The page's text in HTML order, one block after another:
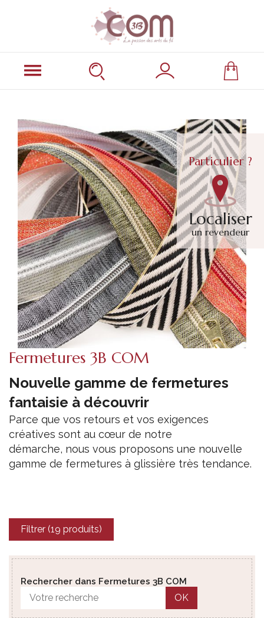
Particulier ?
Localiser
un revendeur
Fermetures 3B COM
Nouvelle gamme de fermetures
fantaisie à découvrir
Parce que vos retours et vos exigences
créatives sont au cœur de notre
démarche, nous vous proposons une nouvelle
gamme de fermetures à glissière très tendance.
Filtrer (19 produits)
Rechercher dans Fermetures 3B COM
OK